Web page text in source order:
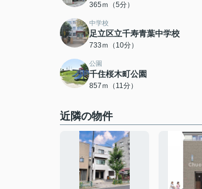
365ｍ（5分）
中学校
足立区立千寿青葉中学校
733ｍ（10分）
公園
千住桜木町公園
857ｍ（11分）
近隣の物件